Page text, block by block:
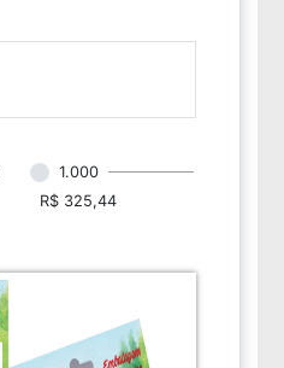
1.000
R$ 325,44